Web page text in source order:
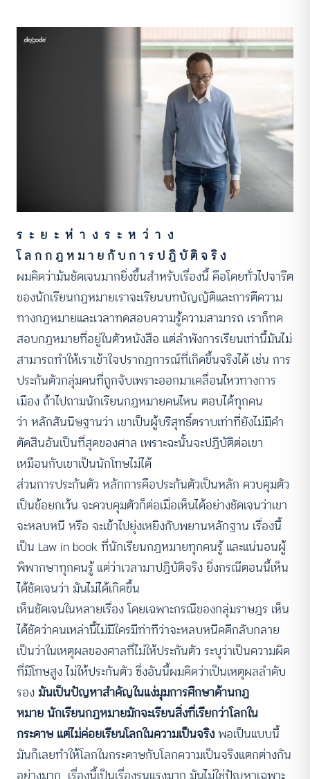
ร ะ ย ะ ห่ า ง ร ะ ห ว่ า ง
โ ล ก ก ฏ ห ม า ย กั บ ก า ร ป ฏิ บั ติ จ ริ ง
ผมคิดว่ามันชัดเจนมากยิ่งขึ้นสำหรับเรื่องนี้ คือโดยทั่วไปจารีต
ของนักเรียนกฏหมายเราจะเรียนบทบัญญัติและการตีความ
ทางกฏหมายและเวลาทดสอบความรู้ความสามารถ เราก็ทด
สอบกฏหมายที่อยู่ในตัวหนังสือ แต่ลำพังการเรียนเท่านี้มันไม่
สามารถทำให้เราเข้าใจปรากฏการณ์ที่เกิดขึ้นจริงได้ เช่น การ
ประกันตัวกลุ่มคนที่ถูกจับเพราะออกมาเคลื่อนไหวทางการ
เมือง ถ้าไปถามนักเรียนกฏหมายคนไหน ตอบได้ทุกคน
ว่า หลักสันนิษฐานว่า เขาเป็นผู้บริสุทธิ์ตราบเท่าที่ยังไม่มีคำ
ตัดสินอันเป็นที่สุดของศาล เพราะฉะนั้นจะปฏิบัติต่อเขา
เหมือนกับเขาเป็นนักโทษไม่ได้
ส่วนการประกันตัว หลักการคือประกันตัวเป็นหลัก ควบคุมตัว
เป็นข้อยกเว้น จะควบคุมตัวก็ต่อเมื่อเห็นได้อย่างชัดเจนว่าเขา
จะหลบหนี หรือ จะเข้าไปยุ่งเหยิงกับพยานหลักฐาน เรื่องนี้
เป็น Law in book ที่นักเรียนกฏหมายทุกคนรู้ และแน่นอนผู้
พิพากษาทุกคนรู้ แต่ว่าเวลามาปฏิบัติจริง ยิ่งกรณีตอนนี้เห็น
ได้ชัดเจนว่า มันไม่ได้เกิดขึ้น
เห็นชัดเจนในหลายเรื่อง โดยเฉพาะกรณีของกลุ่มราษฎร เห็น
ได้ชัดว่าคนเหล่านี้ไม่มีใครมีท่าทีว่าจะหลบหนีคดีกลับกลาย
เป็นว่าในเหตุผลของศาลที่ไม่ให้ประกันตัว ระบุว่าเป็นความผิด
ที่มีโทษสูง ไม่ให้ประกันตัว ซึ่งอันนี้ผมคิดว่าเป็นเหตุผลลำดับ
รอง มันเป็นปัญหาสำคัญในแง่มุมการศึกษาด้านกฏ
หมายนักเรียนกฏหมายมักจะเรียนสิ่งที่เรียกว่าโลกใน
กระดาษ แต่ไม่ค่อยเรียนโลกในความเป็นจริงพอเป็นแบบนี้
มันก็เลยทำให้โลกในกระดาษกับโลกความเป็นจริงแตกต่างกัน